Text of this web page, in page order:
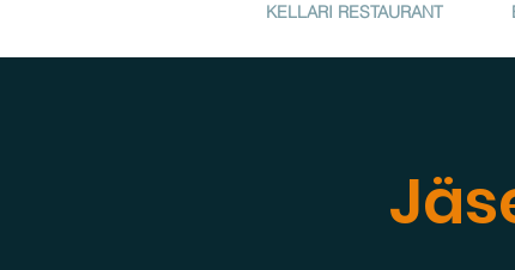
KELLARI RESTAURANT